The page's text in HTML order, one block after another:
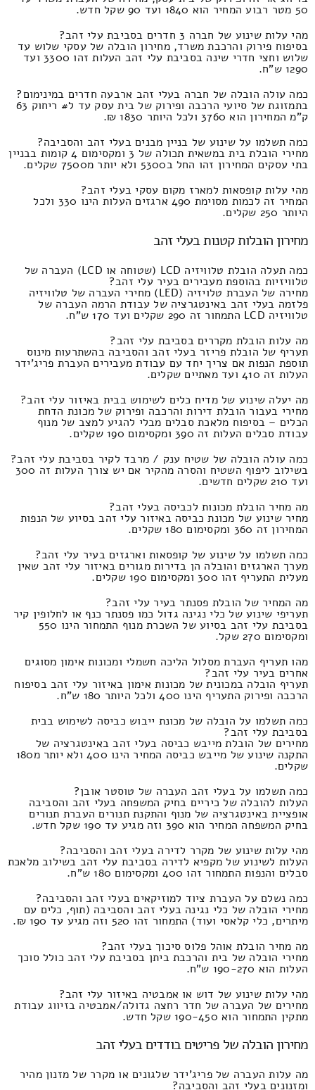
50 מטר רבוע המחיר הוא 1840 ועד 90 שקל חדש.
מהי עלות שינוע של חברה 3 חדרים בסביבת עלי זהב?
בסיפוח פירוק והרכבת משרד, מחירון הובלה של עסקי שלוש עד
שלוש וחצי חדרי שינה בסביבת עלי זהב העלות זהו 3300 ועד
1290 ש"ח.
כמה עולה הובלה של חברה בעלי זהב ארבעה חדרים במינימום?
בתמזוגת של סיועי הרכבה ופירוק של בית עסק עד ל# ריחוק 63
ק"מ המחירון הוא 3760 ולכל היותר 1830 ₪.
כמה תשלמו על שינוע של בניין מבנים בעלי זהב והסביבה?
מחירי הובלת בית במשאית תכולה של 3 ומקסימום 4 קומות בבניין
בתי עסקים המחירון זהו החל ב5300 ולא יותר מ7500 שקלים.
מהי עלות קופסאות למארז מקום עסקי בעלי זהב?
המחיר זה לכמות מסוימת 490 ארגזים העלות הינו 330 ולכל
היותר 250 שקלים.
מחירון הובלות קטנות בעלי זהב
כמה תעלה הובלת טלוויזיה LCD (שטוחה או LCD) העברה של
טלוויזיות בהוספת מעבירים בעיר עלי זהב?
מחירה של העברת טלויזיה (LED) מחירי העברה של טלוויזיה
פלזמה בעלי זהב באינטגרציה של עבודת הרמה העברה של
טלוויזיה LCD התמחור זה 290 שקלים ועד 170 ש"ח.
מה עלות הובלת מקררים בסביבת עלי זהב?
תעריף של הובלת פריזר בעלי זהב והסביבה בהשתרעות מינוס
תוספת הנפות אם צריך יחד עם עבודת מעבירים העברת פריג'ידר
העלות זה 410 ועד מאתיים שקלים.
מה יעלה שינוע של מדיח כלים לשימוש בבית באיזור עלי זהב?
מחירי בעבור הובלת דירות והרכבה ופירוק של מכונת הדחת
הכלים – בסיפוח מלאכת סבלים מבלי להגיע למצב של מנוף
עבודת סבלים העלות זה 390 ומקסימום 190 שקלים.
כמה עולה הובלה של שטיח ענק / מרבד לקיר בסביבת עלי זהב?
בשילוב ליפוף השטיח והסרה מהקיר אם יש צורך העלות זה 300
ועד 210 שקלים חדשים.
מה מחיר הובלת מכונות לכביסה בעלי זהב?
מחיר שינוע של מכונת כביסה באיזור עלי זהב בסיוע של הנפות
המחירון זה 360 ומקסימום 180 שקלים.
כמה תשלמו על שינוע של קופסאות וארגזים בעיר עלי זהב?
מערך הארגזים והובלה הן בדירות מגורים באיזור עלי זהב שאין
מעלית התעריף זהו 300 ומקסימום 190 שקלים.
מה המחיר של הובלת פסנתר בעיר עלי זהב?
תעריפי שינוע של כלי נגינה גדול כמו פסנתר כנף או לחלופין קיר
בסביבת עלי זהב בסיוע של השכרת מנוף התמחור הינו 550
ומקסימום 270 שקל.
מהו תעריף העברת מסלול הליכה חשמלי ומכונות אימון מסוגים
אחרים בעיר עלי זהב?
תעריף הובלה במכונית של מכונות אימון באיזור עלי זהב בסיפוח
הרכבה ופירוק התעריף הינו 400 ולכל היותר 180 ש"ח.
כמה תשלמו על הובלה של מכונת ייבוש כביסה לשימוש בבית
בסביבת עלי זהב?
מחירים של הובלת מייבש כביסה בעלי זהב באינטגרציה של
התקנה שינוע של מייבש כביסה המחיר הינו 400 ולא יותר מ180
שקלים.
כמה תשלמו על בעלי זהב העברה של טוסטר אובן?
העלות להובלה של כיריים בחיק המשפחה בעלי זהב והסביבה
אופציית באינטגרציה של מנוף והתקנת תנורים העברת תנורים
בחיק המשפחה המחיר הוא 390 וזה מגיע עד 190 שקל חדש.
מהי עלות שינוע של מקרר לדירה בעלי זהב והסביבה?
העלות לשינוע של מקפיא לדירה בסביבת עלי זהב בשילוב מלאכת
סבלים והנפות התמחור זהו 400 ומקסימום 180 ש"ח.
כמה נשלם על העברת ציוד למוזיקאים בעלי זהב והסביבה?
מחירי הובלה של כלי נגינה בעלי זהב והסביבה (תוף, כלים עם
מיתרים, כלי קלאסי ועוד) התמחור זהו 520 וזה מגיע עד 190 ₪.
מה מחיר הובלת אוהל פלוס סיכוך בעלי זהב?
מחירי הובלה של בית והרכבת ביתן בסביבת עלי זהב כולל סוכך
העלות הוא 190-270 ש"ח.
מהי עלות שינוע של דוש או אמבטיה באיזור עלי זהב?
מחירים של העברה של חדר רחצה גדולה/אמבטיה בזיווג עבודת
מתקין התמחור הוא 190-450 שקל חדש.
מחירון הובלה של פריטים בודדים בעלי זהב
מה עלות העברה של פריג'ידר שלגונים או מקרר של מזנון מהיר
ומזנונים בעלי זהב והסביבה?